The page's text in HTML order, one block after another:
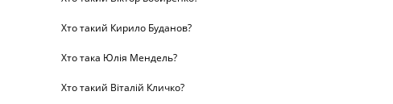
Хто такий Кирило Буданов?
Хто така Юлія Мендель?
Хто такий Віталій Кличко?